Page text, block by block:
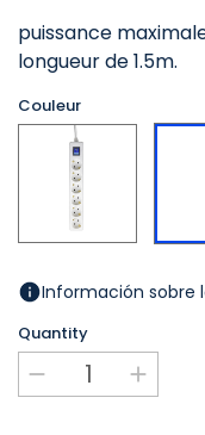
puissance
longueur de 1.5m.
Couleur
Blanc
Información sobre
Quantity